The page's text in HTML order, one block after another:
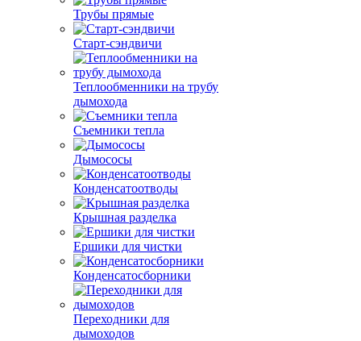
Трубы прямые
Старт-сэндвичи
Теплообменники на трубу
дымохода
Съемники тепла
Дымососы
Конденсатоотводы
Крышная разделка
Ершики для чистки
Конденсатосборники
Переходники для
дымоходов